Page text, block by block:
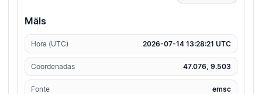
Mäls
Hora (UTC) 2026-07-14 13:28:21 UTC
Coordenadas 47.076, 9.503
Fonte emsc